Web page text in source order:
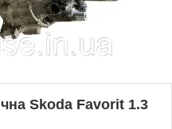
Skoda Favorit 1.3